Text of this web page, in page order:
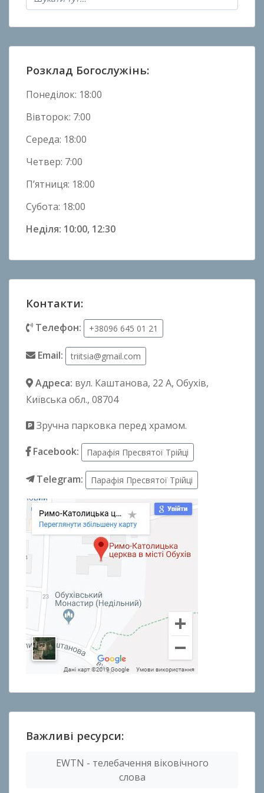
н
Розклад Богослужінь:
Понеділок: 18:00
Вівторок: 7:00
Середа: 18:00
Четвер: 7:00
П’ятниця: 18:00
Субота: 18:00
Неділя: 10:00, 12:30
Контакти:
Телефон: +38096 645 01 21
Email: triitsia@gmail.com
Адреса: вул. Каштанова, 22 А, Обухів,
Київська обл., 08704
Зручна парковка перед храмом.
Facebook:
Парафія Пресвятої Трійці
Telegram: Парафія Пресвятої Трійці
Важливі ресурси:
EWTN - телебачення віковічного
слова